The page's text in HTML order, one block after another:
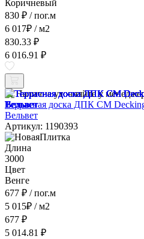
Коричневый
830 ₽ / пог.м
6 017₽ / м2
830.33 ₽
6 016.91 ₽
Наличие уточняйте у
Террасная доска ДПК CM
Вельвет
Артикул: 1190393
Длина
3000
Цвет
Венге
677 ₽ / пог.м
5 015₽ / м2
677 ₽
5 014.81 ₽